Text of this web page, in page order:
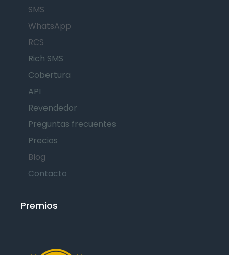
SMS
WhatsApp
RCS
Rich SMS
Cobertura
API
Revendedor
Preguntas frecuentes
Precios
Blog
Contacto
Premios